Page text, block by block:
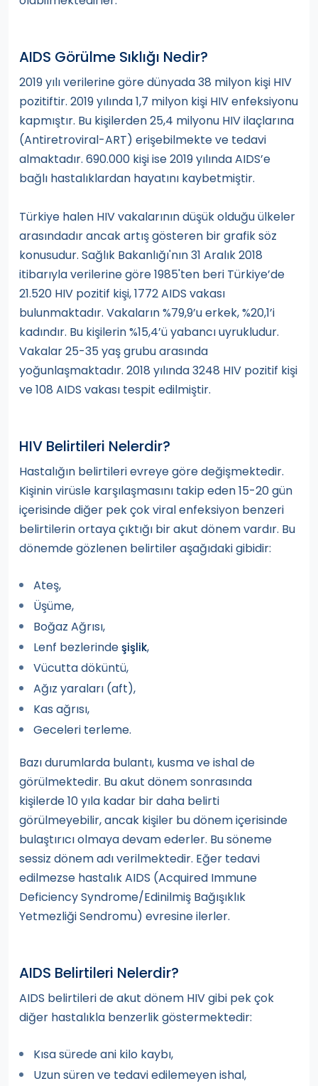
AIDS Görülme Sıklığı Nedir?
2019 yılı verilerine göre dünyada 38 milyon kişi HIV
pozitiftir. 2019 yılında 1,7 milyon kişi HIV enfeksiyonu
kapmıştır. Bu kişilerden 25,4 milyonu HIV ilaçlarına
(Antiretroviral-ART) erişebilmekte ve tedavi
almaktadır. 690.000 kişi ise 2019 yılında AIDS’e
bağlı hastalıklardan hayatını kaybetmiştir.
Türkiye halen HIV vakalarının düşük olduğu ülkeler
arasındadır ancak artış gösteren bir grafik söz
konusudur. Sağlık Bakanlığı'nın 31 Aralık 2018
itibarıyla verilerine göre 1985'ten beri Türkiye’de
21.520 HIV pozitif kişi, 1772 AIDS vakası
bulunmaktadır. Vakaların %79,9’u erkek, %20,1’i
kadındır. Bu kişilerin %15,4’ü yabancı uyrukludur.
Vakalar 25-35 yaş grubu arasında
yoğunlaşmaktadır. 2018 yılında 3248 HIV pozitif kişi
ve 108 AIDS vakası tespit edilmiştir.
HIV Belirtileri Nelerdir?
Hastalığın belirtileri evreye göre değişmektedir.
Kişinin virüsle karşılaşmasını takip eden 15-20 gün
içerisinde diğer pek çok viral enfeksiyon benzeri
belirtilerin ortaya çıktığı bir akut dönem vardır. Bu
dönemde gözlenen belirtiler aşağıdaki gibidir:
Ateş,
Üşüme,
Boğaz Ağrısı,
Lenf bezlerindeşişlik,
Vücutta döküntü,
Ağız yaraları (aft),
Kas ağrısı,
Geceleri terleme.
Bazı durumlarda bulantı, kusma ve ishal de
görülmektedir. Bu akut dönem sonrasında
kişilerde 10 yıla kadar bir daha belirti
görülmeyebilir, ancak kişiler bu dönem içerisinde
bulaştırıcı olmaya devam ederler. Bu söneme
sessiz dönem adı verilmektedir. Eğer tedavi
edilmezse hastalık AIDS (Acquired Immune
Deficiency Syndrome/Edinilmiş Bağışıklık
Yetmezliği Sendromu) evresine ilerler.
AIDS Belirtileri Nelerdir?
AIDS belirtileri de akut dönem HIV gibi pek çok
diğer hastalıkla benzerlik göstermektedir:
Kısa sürede ani kilo kaybı,
Uzun süren ve tedavi edilemeyen ishal,